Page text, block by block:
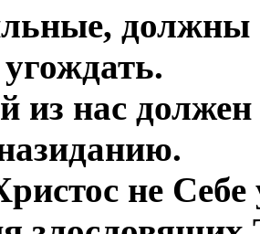
должны
из нас
не